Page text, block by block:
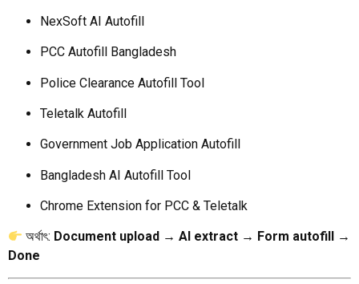
NexSoft AI Autofill
PCC Autofill Bangladesh
Police Clearance Autofill Tool
Teletalk Autofill
Government Job Application Autofill
Bangladesh AI Autofill Tool
Chrome Extension for PCC & Teletalk
অর্থাৎ: Document upload → AI extract → Form autofill →
Done